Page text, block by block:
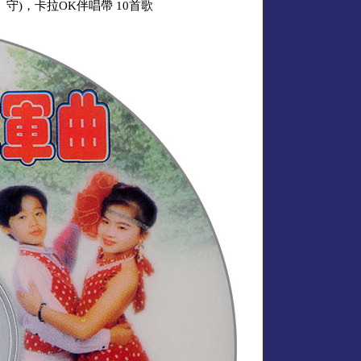
守)，卡拉OK伴唱帶 10首歌